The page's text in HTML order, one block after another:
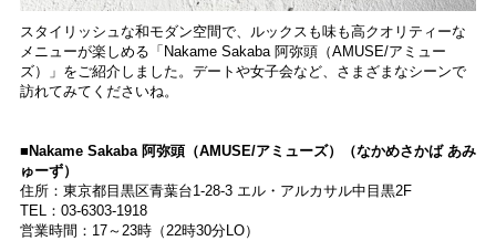
スタイリッシュな和モダン空間で、ルックスも味も高クオリティーな
メニューが楽しめる「Nakame Sakaba 阿弥頭（AMUSE/アミュー
ズ）」をご紹介しました。デートや女子会など、さまざまなシーンで
訪れてみてくださいね。
■Nakame Sakaba 阿弥頭（AMUSE/アミューズ）（なかめさかば あみ
ゅーず）
住所：東京都目黒区青葉台1-28-3 エル・アルカサル中目黒2F
TEL：03-6303-1918
営業時間：17～23時（22時30分LO）